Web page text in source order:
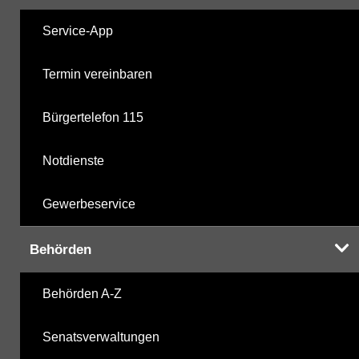
Service-App
Termin vereinbaren
Bürgertelefon 115
Notdienste
Gewerbeservice
Behörden
Behörden A-Z
Senatsverwaltungen